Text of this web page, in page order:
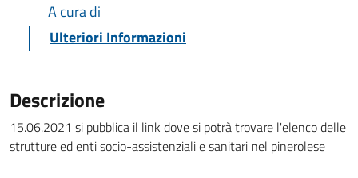
A cura di
Ulteriori Informazioni
Descrizione
15.06.2021 si pubblica il link dove si potrà trovare l'elenco delle
strutture ed enti socio-assistenziali e sanitari nel pinerolese